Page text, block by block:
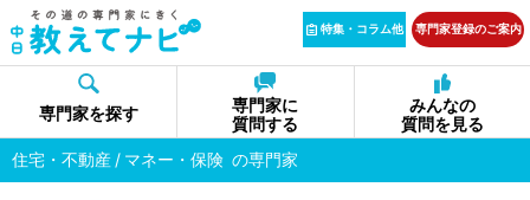
特集・コラム他 専門家登録のご案内
専門家を探す
専門家に
質問する
みんなの
質問を見る
住宅・不動産
マネー・保険 の専門家